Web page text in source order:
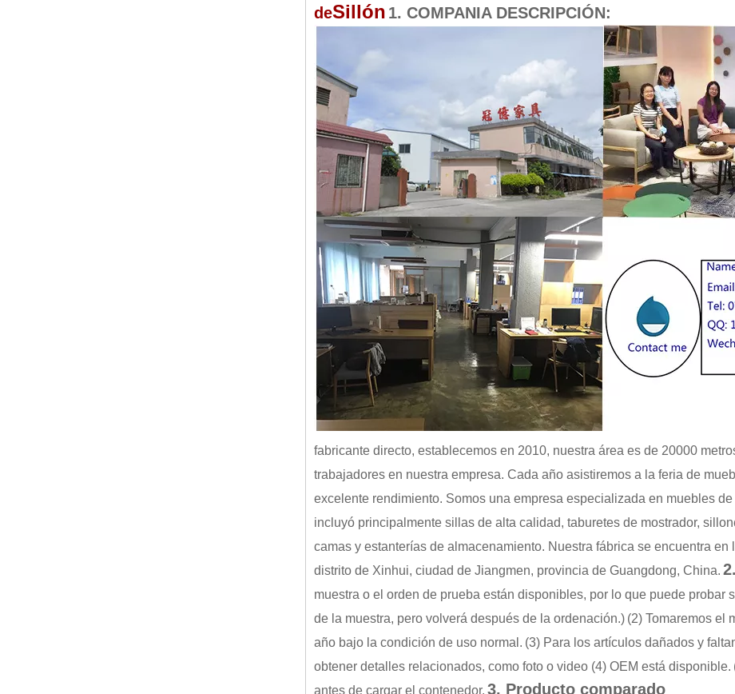
deSillón 1. COMPANIA DESCRIPCIÓN:
fabricante directo, establecemos en 2010, nuestra área es de 20000
trabajadores en nuestra empresa. Cada año asistiremos a la feria de
excelente rendimiento. Somos una empresa especializada en muebles
incluyó principalmente sillas de alta calidad, taburetes de mostrador,
camas y estanterías de almacenamiento. Nuestra fábrica se encuentra
distrito de Xinhui, ciudad de Jiangmen, provincia de Guangdong, China.
muestra o el orden de prueba están disponibles, por lo que puede probar
de la muestra, pero volverá después de la ordenación.) (2) Tomaremos el
año bajo la condición de uso normal. (3) Para los artículos dañados y
obtener detalles relacionados, como foto o video (4) OEM está disponible.
antes de cargar el contenedor. 3. Producto comparado